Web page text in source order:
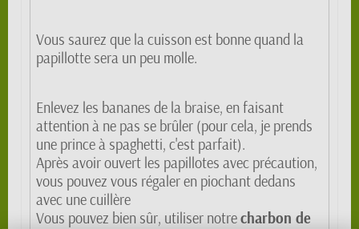
Vous saurez que la cuisson est bonne quand la
papillotte sera un peu molle.
Enlevez les bananes de la braise, en faisant
attention à ne pas se brûler (pour cela, je prends
une prince à spaghetti, c'est parfait).
Après avoir ouvert les papillotes avec précaution,
vous pouvez vous régaler en piochant dedans
avec une cuillère
Vous pouvez bien sûr, utiliser notrecharbon de